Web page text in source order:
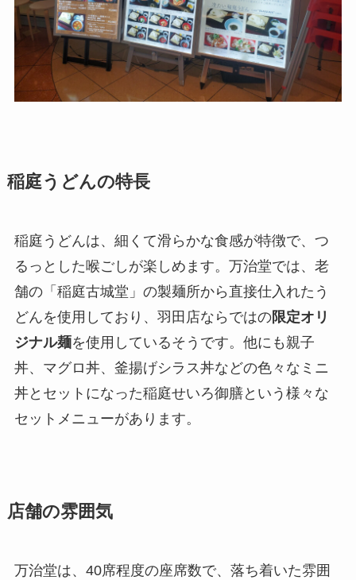
稲庭うどんの特長
稲庭うどんは、細くて滑らかな食感が特徴で、つ
るっとした喉ごしが楽しめます。万治堂では、老
舗の「稲庭古城堂」の製麺所から直接仕入れたう
どんを使用しており、羽田店ならではの限定オリ
ジナル麺を使用しているそうです。他にも親子
丼、マグロ丼、釜揚げシラス丼などの色々なミニ
丼とセットになった稲庭せいろ御膳という様々な
セットメニューがあります。
店舗の雰囲気
万治堂は、40席程度の座席数で、落ち着いた雰囲